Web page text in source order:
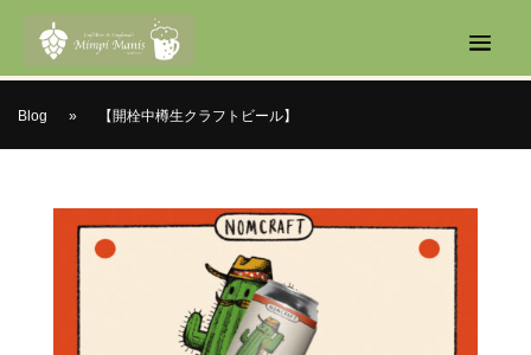
Blog » 【開栓中樽生クラフトビール】